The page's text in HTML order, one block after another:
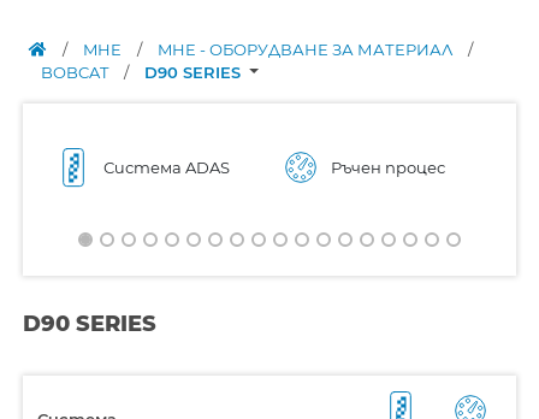
/ MHE / MHE - ОБОРУДВАНЕ ЗА МАТЕРИАЛ
/
BOBCAT
/ D90 SERIES
Система ADAS Ръчен процес
D90 SERIES